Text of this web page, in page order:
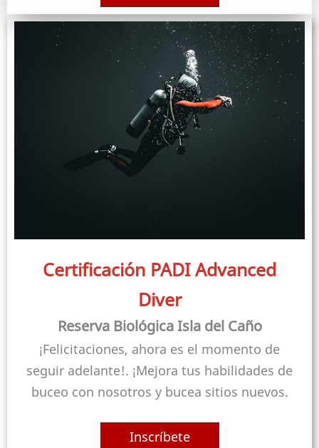
Certificación PADI Advanced
Diver
Reserva Biológica Isla del Caño
¡Felicitaciones, ahora es el momento de
seguir adelante!. ¡Mejora tus habilidades de
buceo con nosotros y bucea sitios nuevos.
Inscríbete